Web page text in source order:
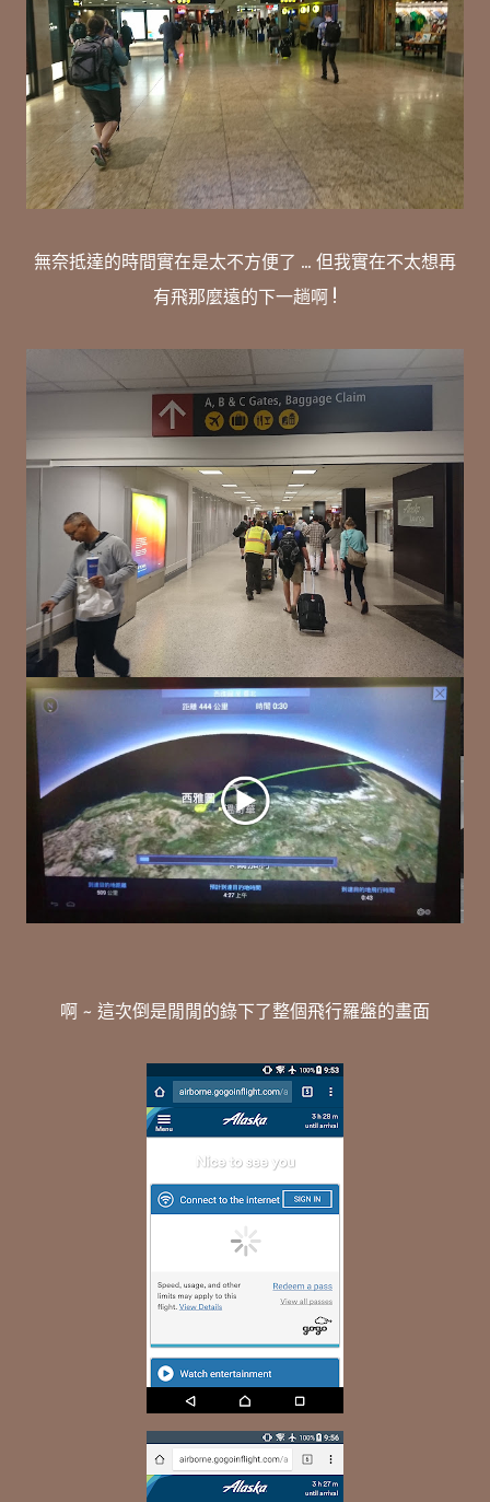
無奈抵達的時間實在是太不方便了 ... 但我實在不太想再
有飛那麼遠的下一趟啊 !
啊 ~ 這次倒是閒閒的錄下了整個飛行羅盤的畫面